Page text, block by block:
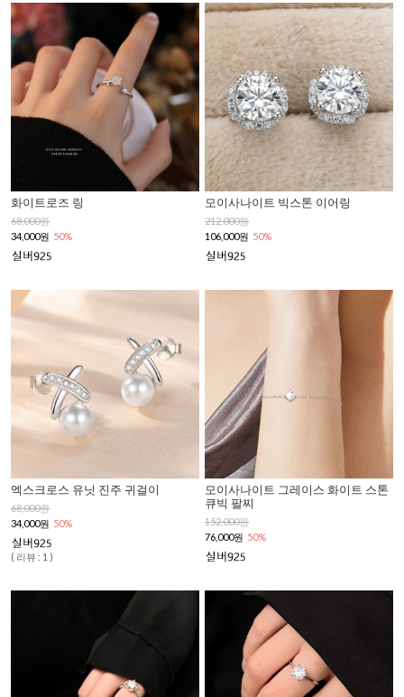
화이트로즈 링
68,000원
34,000원 50%
모이사나이트 빅스톤 이어링
212,000원
106,000원 50%
엑스크로스 유닛 진주 귀걸이
68,000원
34,000원 50%
( 리뷰 : 1 )
모이사나이트 그레이스 화이트 스톤
큐빅 팔찌
152,000원
76,000원 50%